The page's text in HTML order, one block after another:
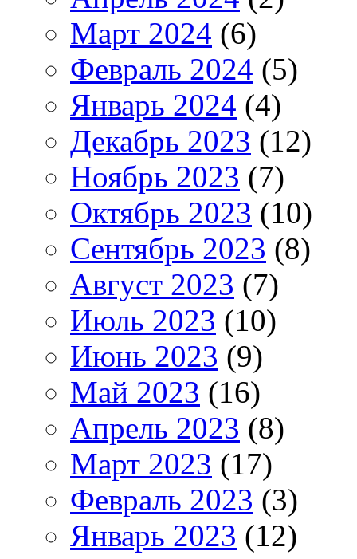
Март 2024 (6)
Февраль 2024 (5)
Январь 2024 (4)
Декабрь 2023 (12)
Ноябрь 2023 (7)
Октябрь 2023 (10)
Сентябрь 2023 (8)
Август 2023 (7)
Июль 2023 (10)
Июнь 2023 (9)
Май 2023 (16)
Апрель 2023 (8)
Март 2023 (17)
Февраль 2023 (3)
Январь 2023 (12)